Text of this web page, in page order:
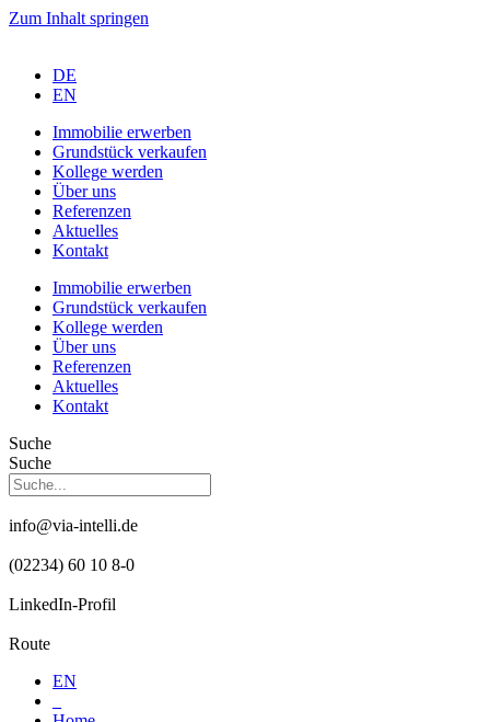
Zum Inhalt springen
DE
EN
Immobilie erwerben
Grundstück verkaufen
Kollege werden
Über uns
Referenzen
Aktuelles
Kontakt
Immobilie erwerben
Grundstück verkaufen
Kollege werden
Über uns
Referenzen
Aktuelles
Kontakt
Suche
Suche
info@via-intelli.de
(02234) 60 10 8-0
LinkedIn-Profil
Route
EN